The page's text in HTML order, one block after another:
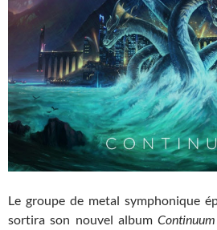
Le groupe de metal symphonique
sortira son nouvel album Continuum